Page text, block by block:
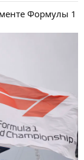
Формулы 1